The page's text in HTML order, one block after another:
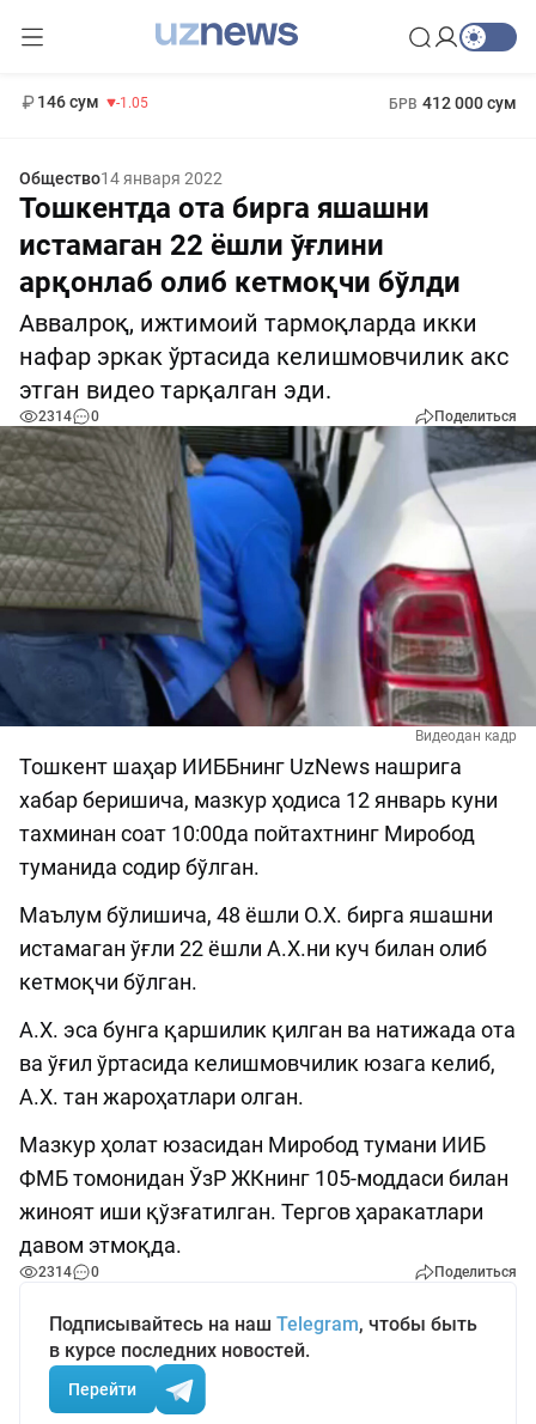
146 сум -1.05 БРВ 412 000 сум
Общество14 января 2022
Тошкентда ота бирга яшашни
истамаган 22 ёшли ўғлини
арқонлаб олиб кетмоқчи бўлди
Аввалроқ, ижтимоий тармоқларда икки
нафар эркак ўртасида келишмовчилик акс
этган видео тарқалган эди.
2314 0 Поделиться
Видеодан кадр
Тошкент шаҳар ИИББнинг UzNews нашрига
хабар беришича, мазкур ҳодиса 12 январь куни
тахминан соат 10:00да пойтахтнинг Миробод
туманида содир бўлган.
Маълум бўлишича, 48 ёшли О.Х. бирга яшашни
истамаган ўғли 22 ёшли А.Х.ни куч билан олиб
кетмоқчи бўлган.
А.Х. эса бунга қаршилик қилган ва натижада ота
ва ўғил ўртасида келишмовчилик юзага келиб,
А.Х. тан жароҳатлари олган.
Мазкур ҳолат юзасидан Миробод тумани ИИБ
ФМБ томонидан ЎзР ЖКнинг 105-моддаси билан
жиноят иши қўзғатилган. Тергов ҳаракатлари
давом этмоқда.
2314 0 Поделиться
Подписывайтесь на наш Telegram, чтобы быть
в курсе последних новостей.
Перейти